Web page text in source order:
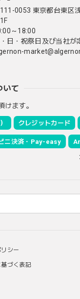
0053 東京都台東区
～18:00
日・祝祭日及び当社が
いて
けます。
クレジットカード
ニ決済・Pay-easy
シー
づく表記